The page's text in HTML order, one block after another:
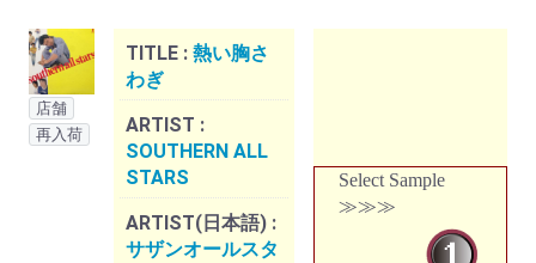
店舗
再入荷
TITLE : 熱い胸さ
わぎ
ARTIST :
SOUTHERN ALL
STARS
ARTIST(日本語) :
サザンオールスタ
Select Sample
≫≫≫